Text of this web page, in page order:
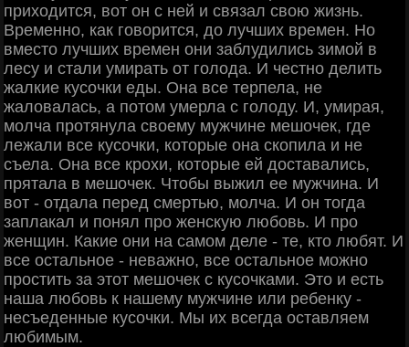
приходится, вот он с ней и связал свою жизнь.
Временно, как говорится, до лучших времен. Но
вместо лучших времен они заблудились зимой в
лесу и стали умирать от голода. И честно делить
жалкие кусочки еды. Она все терпела, не
жаловалась, а потом умерла с голоду. И, умирая,
молча протянула своему мужчине мешочек, где
лежали все кусочки, которые она скопила и не
съела. Она все крохи, которые ей доставались,
прятала в мешочек. Чтобы выжил ее мужчина. И
вот - отдала перед смертью, молча. И он тогда
заплакал и понял про женскую любовь. И про
женщин. Какие они на самом деле - те, кто любят. И
все остальное - неважно, все остальное можно
простить за этот мешочек с кусочками. Это и есть
наша любовь к нашему мужчине или ребенку -
несъеденные кусочки. Мы их всегда оставляем
любимым.